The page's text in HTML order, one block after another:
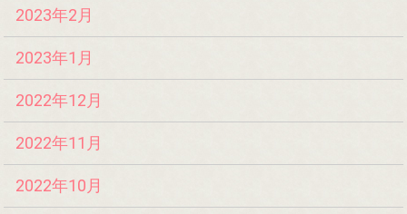
2023年2月
2023年1月
2022年12月
2022年11月
2022年10月